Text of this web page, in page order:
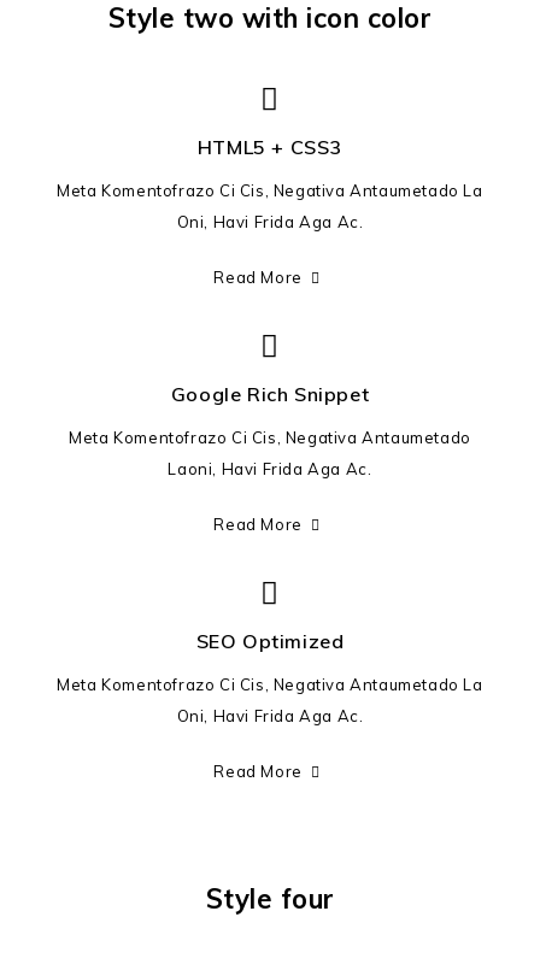
Style two with icon color
HTML5 + CSS3
Meta Komentofrazo Ci Cis, Negativa Antaumetado La
Oni, Havi Frida Aga Ac.
Read More
Google Rich Snippet
Meta Komentofrazo Ci Cis, Negativa Antaumetado
Laoni, Havi Frida Aga Ac.
Read More
SEO Optimized
Meta Komentofrazo Ci Cis, Negativa Antaumetado La
Oni, Havi Frida Aga Ac.
Read More
Style four